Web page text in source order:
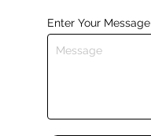
Enter Your Message